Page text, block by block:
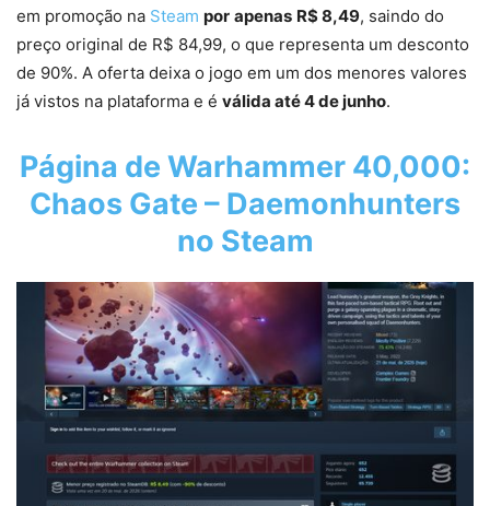
em promoção na Steam por apenas R$ 8,49, saindo do
preço original de R$ 84,99, o que representa um desconto
de 90%. A oferta deixa o jogo em um dos menores valores
já vistos na plataforma e é válida até 4 de junho.
Página de Warhammer 40,000:
Chaos Gate – Daemonhunters
no Steam